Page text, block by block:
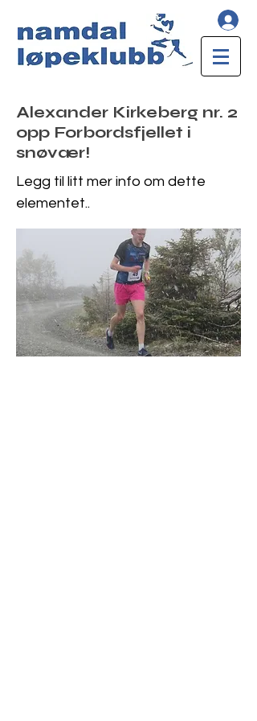
Alexander Kirkeberg nr. 2
opp Forbordsfjellet i
snøvær!
Legg til litt mer info om dette
elementet..